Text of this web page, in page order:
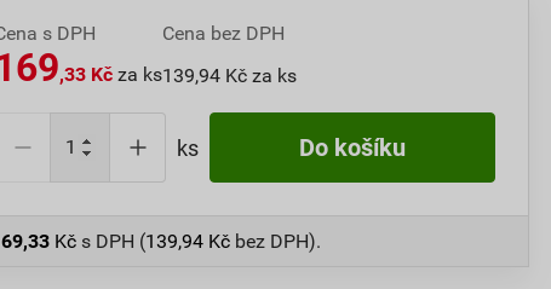
s DPH
,33 Kč za ks
Cena bez DPH
139,94 Kč za ks
ks Do košíku
Kč s DPH (139,94 Kč bez DPH).